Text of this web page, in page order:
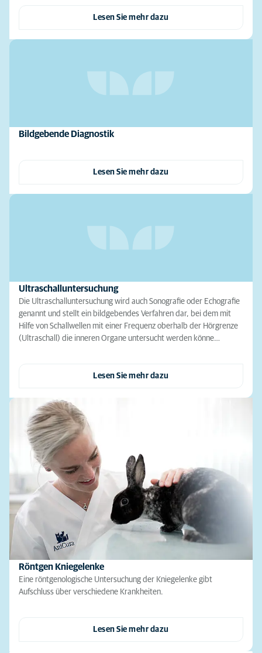
Lesen Sie mehr dazu
Bildgebende Diagnostik
Lesen Sie mehr dazu
Ultraschalluntersuchung
Die Ultraschalluntersuchung wird auch Sonografie oder Echografie
genannt und stellt ein bildgebendes Verfahren dar, bei dem mit
Hilfe von Schallwellen mit einer Frequenz oberhalb der Hörgrenze
(Ultraschall) die inneren Organe untersucht werden könne…
Lesen Sie mehr dazu
Röntgen Kniegelenke
Eine röntgenologische Untersuchung der Kniegelenke gibt
Aufschluss über verschiedene Krankheiten.
Lesen Sie mehr dazu